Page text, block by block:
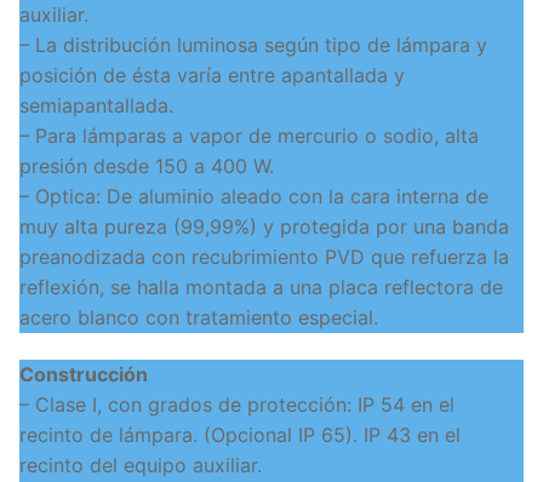
auxiliar.
– La distribución luminosa según tipo de lámpara y
posición de ésta varía entre apantallada y
semiapantallada.
– Para lámparas a vapor de mercurio o sodio, alta
presión desde 150 a 400 W.
– Optica: De aluminio aleado con la cara interna de
muy alta pureza (99,99%) y protegida por una banda
preanodizada con recubrimiento PVD que refuerza la
reflexión, se halla montada a una placa reflectora de
acero blanco con tratamiento especial.
Construcción
– Clase I, con grados de protección: IP 54 en el
recinto de lámpara. (Opcional IP 65). IP 43 en el
recinto del equipo auxiliar.